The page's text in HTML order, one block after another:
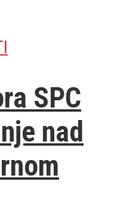
SPC
nad